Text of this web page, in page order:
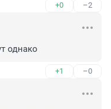
+0 –2
однако
+1 –0